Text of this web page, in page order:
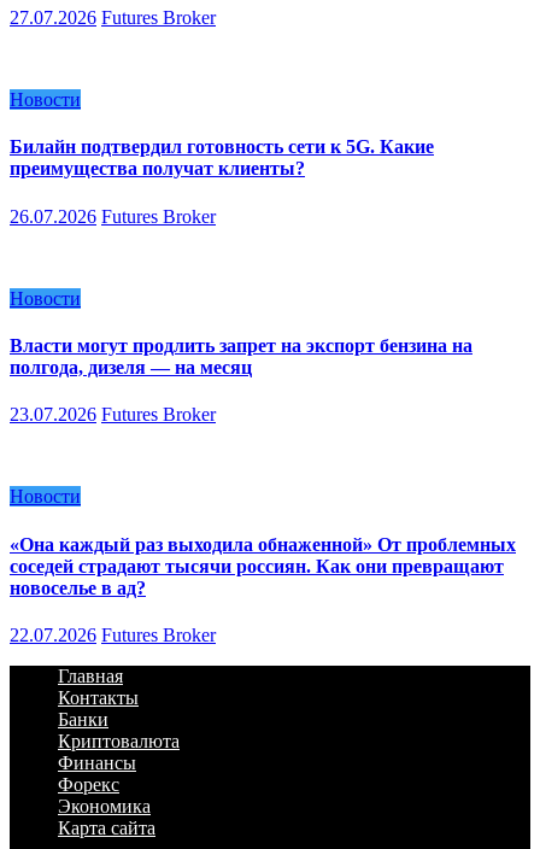
27.07.2026 Futures Broker
Новости
Билайн подтвердил готовность сети к 5G. Какие
преимущества получат клиенты?
26.07.2026 Futures Broker
Новости
Власти могут продлить запрет на экспорт бензина на
полгода, дизеля — на месяц
23.07.2026 Futures Broker
Новости
«Она каждый раз выходила обнаженной» От проблемных
соседей страдают тысячи россиян. Как они превращают
новоселье в ад?
22.07.2026 Futures Broker
Главная
Контакты
Банки
Криптовалюта
Финансы
Форекс
Экономика
Карта сайта